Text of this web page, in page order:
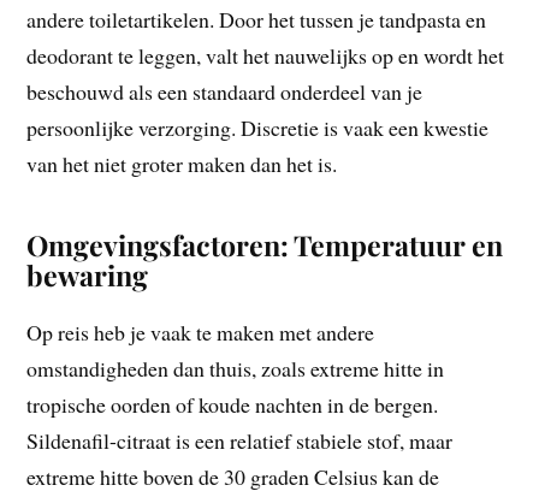
andere toiletartikelen. Door het tussen je tandpasta en
deodorant te leggen, valt het nauwelijks op en wordt het
beschouwd als een standaard onderdeel van je
persoonlijke verzorging. Discretie is vaak een kwestie
van het niet groter maken dan het is.
Omgevingsfactoren: Temperatuur en
bewaring
Op reis heb je vaak te maken met andere
omstandigheden dan thuis, zoals extreme hitte in
tropische oorden of koude nachten in de bergen.
Sildenafil-citraat is een relatief stabiele stof, maar
extreme hitte boven de 30 graden Celsius kan de